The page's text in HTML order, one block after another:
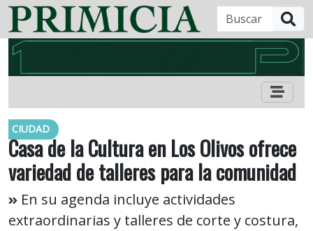
CIUDAD
Casa de la Cultura en Los Olivos ofrece
variedad de talleres para la comunidad
En su agenda incluye actividades
extraordinarias y talleres de corte y costura,